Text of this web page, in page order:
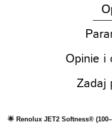
Opinie i
Zadaj
🌟 Renolux JET2 Softness®